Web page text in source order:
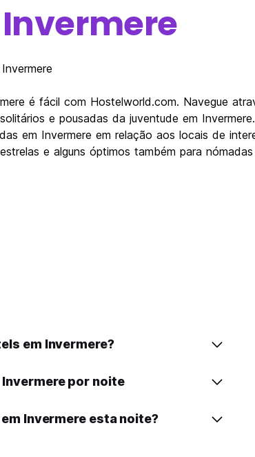
Invermere
é fácil com Hostelworld.com. Navegue
e pousadas da juventude em
em Invermere em relação aos locais de
e alguns óptimos também para
em Invermere?
por noite
Invermere esta noite?